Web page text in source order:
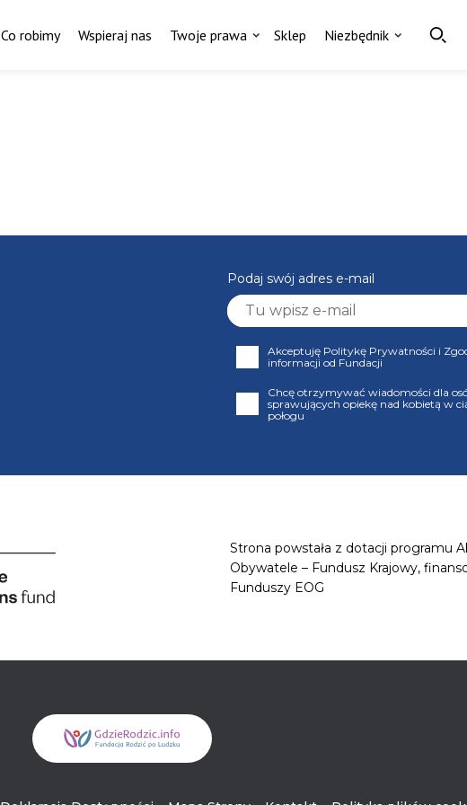
Co robimy Wspieraj nas Twoje prawa Sklep Niezbędnik
Podaj swój adres e-mail
Akceptuję Politykę Prywatności i
informacji od Fundacji
Chcę otrzymywać wiadomości dla
sprawujących opiekę nad kobietą w
połogu
Strona powstała z dotacji programu
Obywatele – Fundusz Krajowy,
Funduszy EOG